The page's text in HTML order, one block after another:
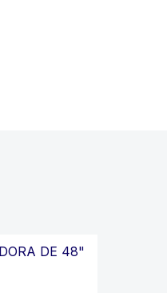
DE 48"